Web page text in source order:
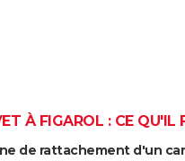
À FIGAROL : CE QU'IL
de rattachement d'un